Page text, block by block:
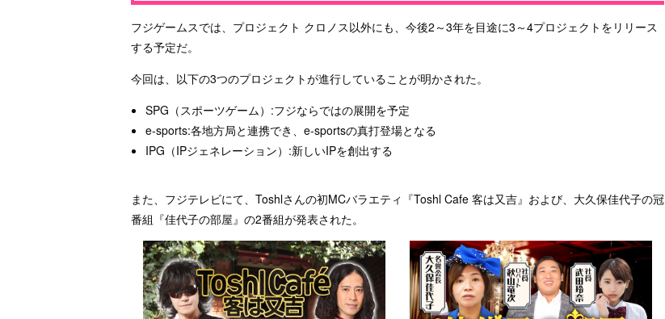
フジゲームスでは、プロジェクト クロノス以外にも、今後2～3年を目途に3～4プロジェクトをリリース
する予定だ。
今回は、以下の3つのプロジェクトが進行していることが明かされた。
SPG（スポーツゲーム）:フジならではの展開を予定
e-sports:各地方局と連携でき、e-sportsの真打登場となる
IPG（IPジェネレーション）:新しいIPを創出する
また、フジテレビにて、Toshlさんの初MCバラエティ『Toshl Cafe 客は又吉』および、大久保佳代子の冠
番組『佳代子の部屋』の2番組が発表された。